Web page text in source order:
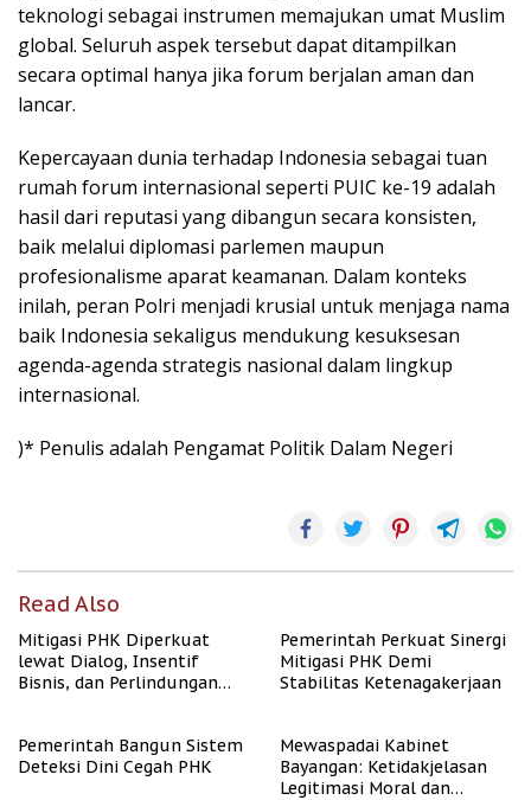
teknologi sebagai instrumen memajukan umat Muslim
global. Seluruh aspek tersebut dapat ditampilkan
secara optimal hanya jika forum berjalan aman dan
lancar.
Kepercayaan dunia terhadap Indonesia sebagai tuan
rumah forum internasional seperti PUIC ke-19 adalah
hasil dari reputasi yang dibangun secara konsisten,
baik melalui diplomasi parlemen maupun
profesionalisme aparat keamanan. Dalam konteks
inilah, peran Polri menjadi krusial untuk menjaga nama
baik Indonesia sekaligus mendukung kesuksesan
agenda-agenda strategis nasional dalam lingkup
internasional.
)* Penulis adalah Pengamat Politik Dalam Negeri
Read Also
Mitigasi PHK Diperkuat
lewat Dialog, Insentif
Bisnis, dan Perlindungan
Pemerintah Perkuat Sinergi
Mitigasi PHK Demi
Stabilitas Ketenagakerjaan
Pemerintah Bangun Sistem
Deteksi Dini Cegah PHK
Mewaspadai Kabinet
Bayangan: Ketidakjelasan
Legitimasi Moral dan